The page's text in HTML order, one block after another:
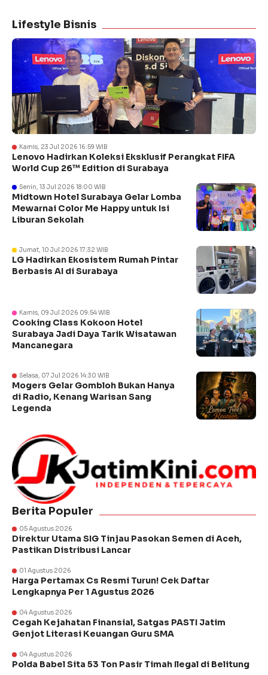
Lifestyle Bisnis
Kamis, 23 Jul 2026 16:59 WIB
Lenovo Hadirkan Koleksi Eksklusif Perangkat FIFA
World Cup 26™ Edition di Surabaya
Senin, 13 Jul 2026 18:00 WIB
Midtown Hotel Surabaya Gelar Lomba
Mewarnai Color Me Happy untuk Isi
Liburan Sekolah
Jumat, 10 Jul 2026 17:32 WIB
LG Hadirkan Ekosistem Rumah Pintar
Berbasis AI di Surabaya
Kamis, 09 Jul 2026 09:54 WIB
Cooking Class Kokoon Hotel
Surabaya Jadi Daya Tarik Wisatawan
Mancanegara
Selasa, 07 Jul 2026 14:30 WIB
Mogers Gelar Gombloh Bukan Hanya
di Radio, Kenang Warisan Sang
Legenda
Berita Populer
05 Agustus 2026
Direktur Utama SIG Tinjau Pasokan Semen di Aceh,
Pastikan Distribusi Lancar
01 Agustus 2026
Harga Pertamax Cs Resmi Turun! Cek Daftar
Lengkapnya Per 1 Agustus 2026
04 Agustus 2026
Cegah Kejahatan Finansial, Satgas PASTI Jatim
Genjot Literasi Keuangan Guru SMA
04 Agustus 2026
Polda Babel Sita 53 Ton Pasir Timah Ilegal di Belitung